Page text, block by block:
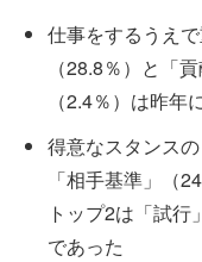
仕事をするうえ
（28.8％）と「
（2.4％）は昨年
得意なスタンス
「相手基準」（
トップ2は「試行
であった